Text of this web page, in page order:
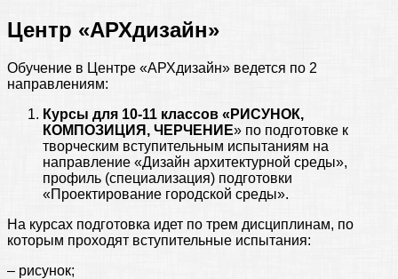
Центр «АРХдизайн»
Обучение в Центре «АРХдизайн» ведется по 2
направлениям:
Курсы для 10-11 классов «РИСУНОК,
КОМПОЗИЦИЯ, ЧЕРЧЕНИЕ» по подготовке к
творческим вступительным испытаниям на
направление «Дизайн архитектурной среды»,
профиль (специализация) подготовки
«Проектирование городской среды».
На курсах подготовка идет по трем дисциплинам, по
которым проходят вступительные испытания:
– рисунок;